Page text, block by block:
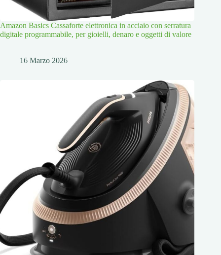
Amazon Basics Cassaforte elettronica in acciaio con serratura
digitale programmabile, per gioielli, denaro e oggetti di valore
16 Marzo 2026